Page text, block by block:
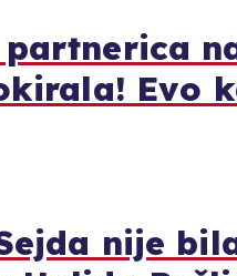
partnerica
Evo
nije